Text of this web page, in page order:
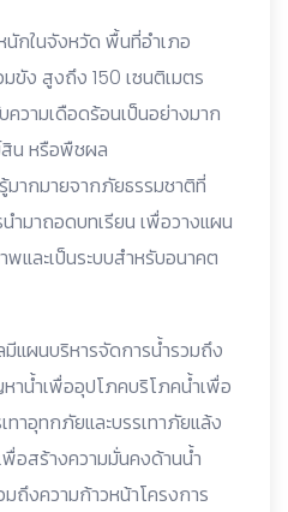
กในจังหวัด พื้นที่อำเภอ
ขัง สูงถึง 150 เซนติเมตร
ความเดือดร้อนเป็นอย่างมาก
สิน หรือพืชผล
มากมายจากภัยธรรมชาติที่
ำมาถอดบทเรียน เพื่อวางแผน
และเป็นระบบสำหรับอนาคต
แผนบริหารจัดการน้ำรวมถึง
าน้ำเพื่ออุปโภคบริโภคน้ำเพื่อ
ทาอุทกภัยและบรรเทาภัยแล้ง
อสร้างความมั่นคงด้านน้ำ
ถึงความก้าวหน้าโครงการ